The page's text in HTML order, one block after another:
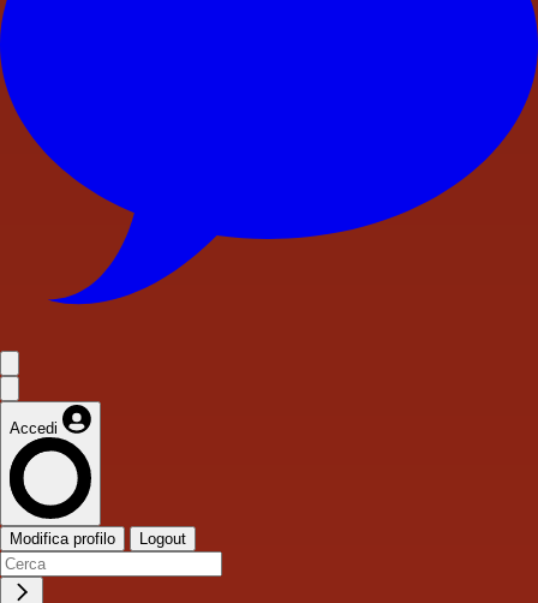
Accedi
Modifica profilo Logout